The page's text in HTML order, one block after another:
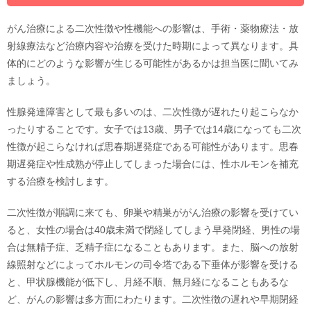
がん治療による二次性徴や性機能への影響は、手術・薬物療法・放
射線療法など治療内容や治療を受けた時期によって異なります。具
体的にどのような影響が生じる可能性があるかは担当医に聞いてみ
ましょう。
性腺発達障害として最も多いのは、二次性徴が遅れたり起こらなか
ったりすることです。女子では13歳、男子では14歳になっても二次
性徴が起こらなければ思春期遅発症である可能性があります。思春
期遅発症や性成熟が停止してしまった場合には、性ホルモンを補充
する治療を検討します。
二次性徴が順調に来ても、卵巣や精巣ががん治療の影響を受けてい
ると、女性の場合は40歳未満で閉経してしまう早発閉経、男性の場
合は無精子症、乏精子症になることもあります。また、脳への放射
線照射などによってホルモンの司令塔である下垂体が影響を受ける
と、甲状腺機能が低下し、月経不順、無月経になることもあるな
ど、がんの影響は多方面にわたります。二次性徴の遅れや早期閉経